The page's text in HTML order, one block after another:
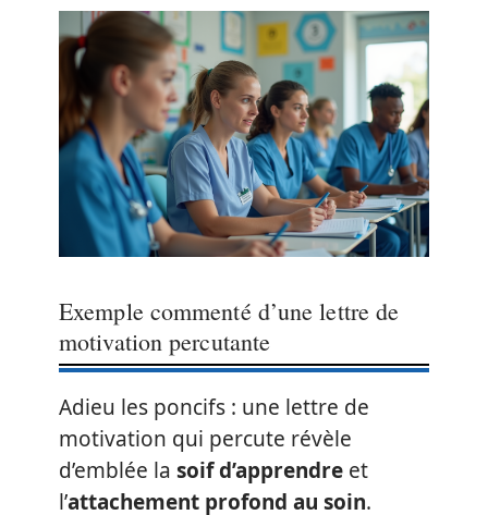
Exemple commenté d’une lettre de
motivation percutante
Adieu les poncifs : une lettre de
motivation qui percute révèle
d’emblée la soif d’apprendre et
l’attachement profond au soin.